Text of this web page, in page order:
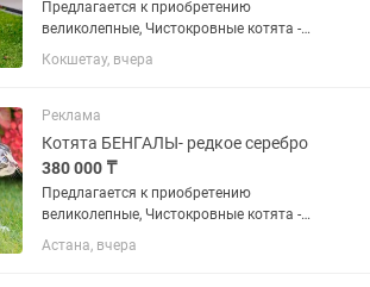
Предлагается к приобретению
великолепные, Чистокровные котята -
БЕНГАЛЬСКОЙ породы! Серебряного
окраса словно снежный барс! -
красотки . Отлично знают лоток....
Кокшетау, вчера
Реклама
Котята БЕНГАЛЫ- редкое серебро
380 000 ₸
Предлагается к приобретению
великолепные, Чистокровные котята -
БЕНГАЛЬСКОЙ породы! Серебряного
окраса словно снежный барс! -
Астана, вчера